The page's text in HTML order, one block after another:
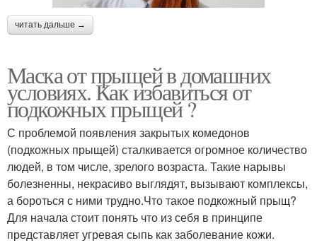
читать дальше →
Маска от прыщей в домашних
условиях. Как избавиться от
подкожных прыщей ?
С проблемой появления закрытых комедонов
(подкожных прыщей) сталкивается огромное количество
людей, в том числе, зрелого возраста. Такие нарывы
болезненны, некрасиво выглядят, вызывают комплексы,
а бороться с ними трудно.Что такое подкожный прыщ?
Для начала стоит понять что из себя в принципе
представляет угревая сыпь как заболевание кожи.